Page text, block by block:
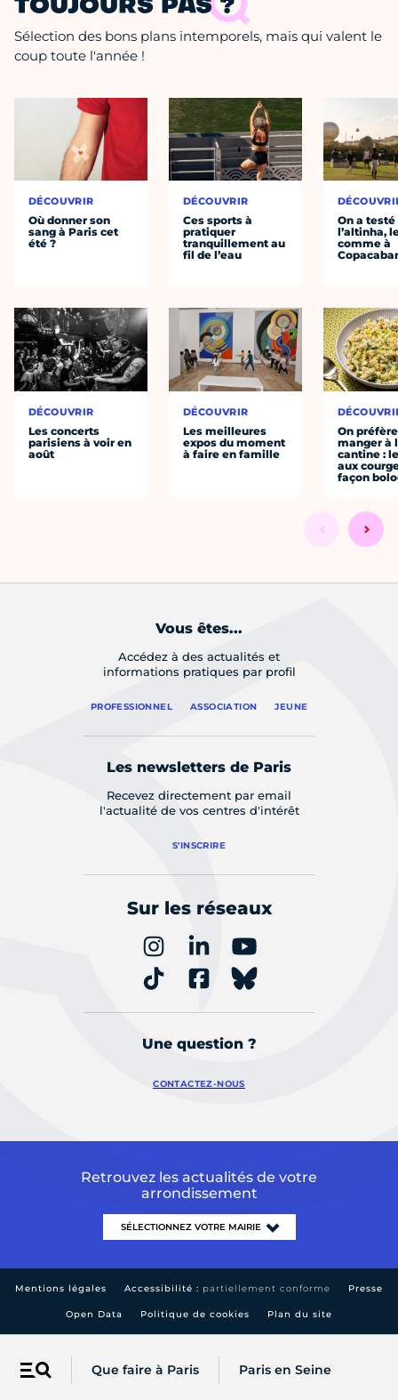
Menu Que faire à Paris Paris en Seine
TOUJOURS PAS ?
Sélection des bons plans intemporels, mais qui valent le
coup toute l'année !
DÉCOUVRIR
Où donner son
sang à Paris cet
été ?
DÉCOUVRIR
Les concerts
parisiens à voir en
août
DÉCOUVRIR
Ces sports à
pratiquer
tranquillement au
fil de l’eau
DÉCOUVRIR
Les meilleures
expos du moment
à faire en famille
On a testé
l’altinha,
comme à
On préfère
manger à
cantine :
aux
façon
Vous êtes...
Accédez à des actualités et
informations pratiques par profil
PROFESSIONNEL ASSOCIATION JEUNE
Les newsletters de Paris
Recevez directement par email
l'actualité de vos centres d'intérêt
S'INSCRIRE
Sur les réseaux
Une question ?
CONTACTEZ-NOUS
Retrouvez les actualités de votre
arrondissement
Mentions légales Accessibilité : partiellement conforme Presse
Open Data Politique de cookies Plan du site